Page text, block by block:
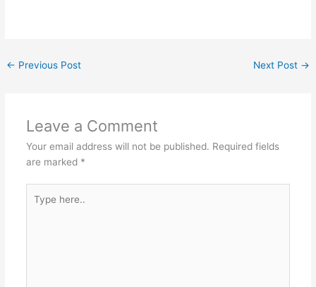
← Previous Post Next Post →
Leave a Comment
Your email address will not be published. Required fields
are marked *
here..